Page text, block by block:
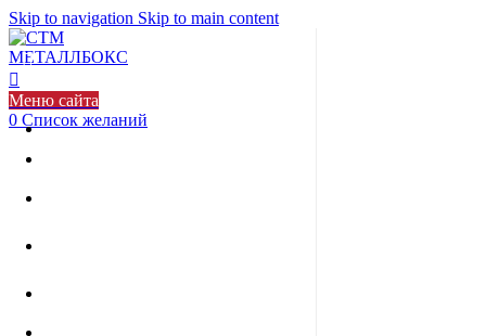
Skip to navigation Skip to main content
Меню сайта
0 Список желаний